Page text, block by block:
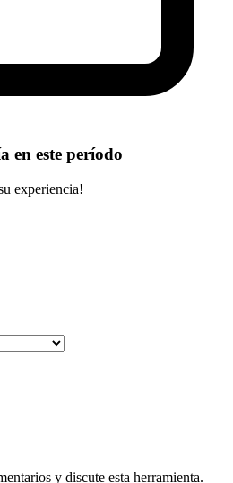
en este período
experiencia!
y discute esta herramienta.